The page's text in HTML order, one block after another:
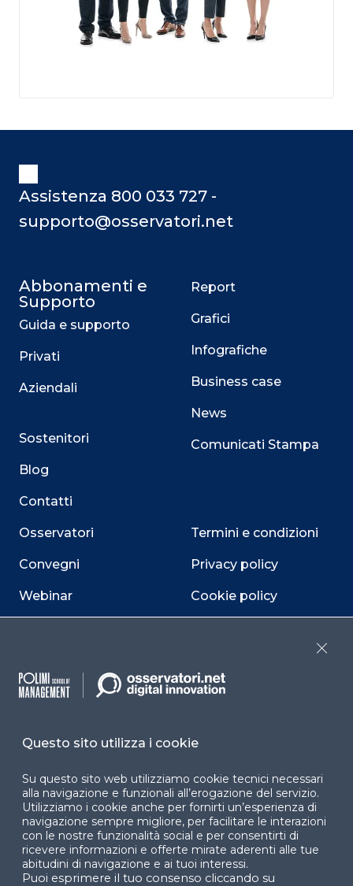
Assistenza 800 033 727 -
supporto@osservatori.net
Abbonamenti e
Supporto
Guida e supporto
Privati
Aziendali
Sostenitori
Blog
Contatti
Osservatori
Convegni
Webinar
Report
Grafici
Infografiche
Business case
News
Comunicati Stampa
Termini e condizioni
Privacy policy
Cookie policy
accessibilità
Facebook LinkedIn
YouTube X
Questo sito utilizza i cookie
Su questo sito web utilizziamo cookie tecnici necessari
alla navigazione e funzionali all’erogazione del servizio.
Utilizziamo i cookie anche per fornirti un’esperienza di
navigazione sempre migliore, per facilitare le interazioni
con le nostre funzionalità social e per consentirti di
ricevere informazioni e offerte mirate aderenti alle tue
abitudini di navigazione e ai tuoi interessi.
Puoi esprimere il tuo consenso cliccando su